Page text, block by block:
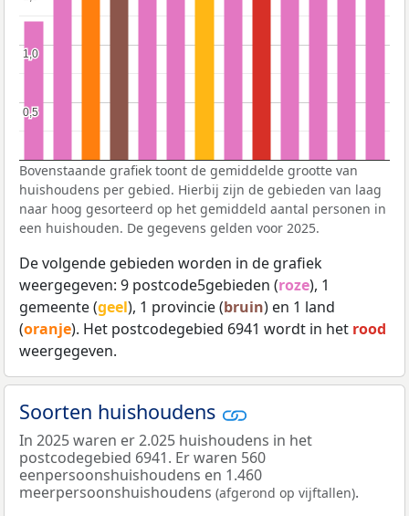
0,5
0,5
1,0
1,0
Bovenstaande grafiek toont de gemiddelde grootte van
huishoudens per gebied. Hierbij zijn de gebieden van laag
naar hoog gesorteerd op het gemiddeld aantal personen in
een huishouden. De gegevens gelden voor 2025.
De volgende gebieden worden in de grafiek
weergegeven: 9 postcode5gebieden (roze), 1
gemeente (geel), 1 provincie (bruin) en 1 land
(oranje). Het postcodegebied 6941 wordt in het rood
weergegeven.
Soorten huishoudens
In 2025 waren er 2.025 huishoudens in het
postcodegebied 6941. Er waren 560
eenpersoonshuishoudens en 1.460
meerpersoonshuishoudens (afgerond op vijftallen).